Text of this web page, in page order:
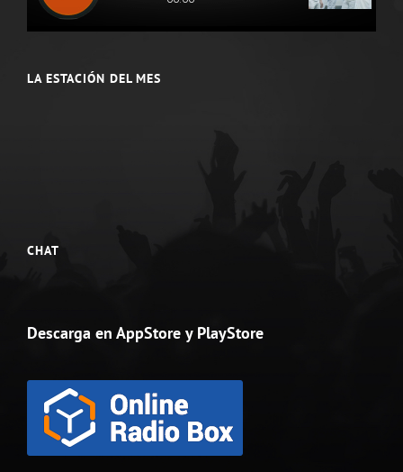
LA ESTACIÓN DEL MES
CHAT
Descarga en AppStore y PlayStore